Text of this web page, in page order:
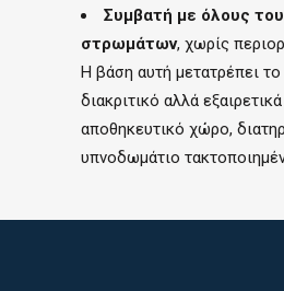
Συμβατή με όλους
στρωμάτων, χωρίς
Η βάση αυτή μετατρέπει
διακριτικό αλλά
αποθηκευτικό χώρο,
υπνοδωμάτιο